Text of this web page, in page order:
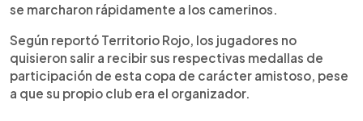
se marcharon rápidamente a los camerinos.
Según reportó Territorio Rojo, los jugadores no
quisieron salir a recibir sus respectivas medallas de
participación de esta copa de carácter amistoso, pese
a que su propio club era el organizador.